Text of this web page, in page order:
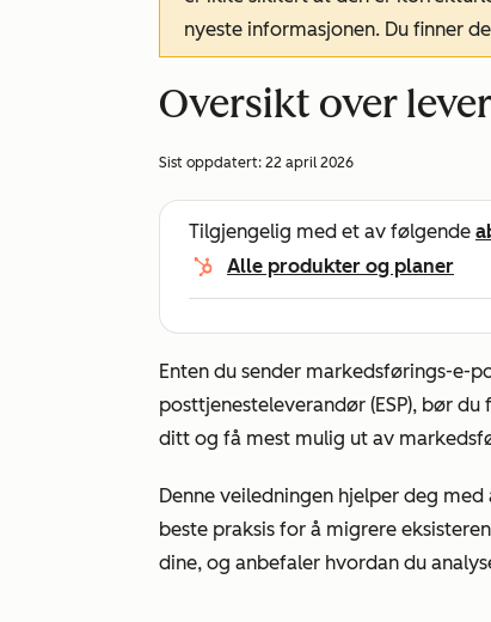
nyeste informasjonen. Du finner
Oversikt over
Sist oppdatert: 22 april 2026
Tilgjengelig med et av følgende
Alle produkter og planer
Enten du sender markedsførings-e-
posttjenesteleverandør (ESP), bør
ditt og få mest mulig ut av
Denne veiledningen hjelper deg
beste praksis for å migrere
dine, og anbefaler hvordan du